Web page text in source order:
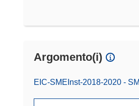
Argomento(i)
EIC-SMEInst-2018-2020 -